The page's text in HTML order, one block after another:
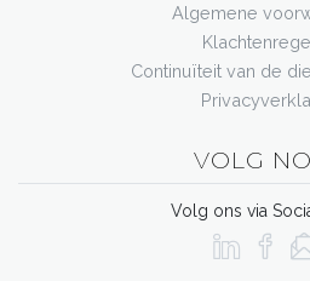
Algemene
Continuïteit van de
VOLG
Volg ons via